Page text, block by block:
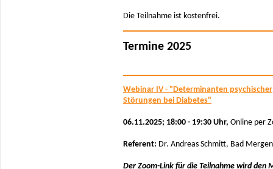
Die Teilnahme ist kostenfrei.
Termine 2025
Webinar IV - "Determinanten psychischer
Störungen bei Diabetes"
06.11.2025; 18:00 - 19:30 Uhr, Online per
Referent: Dr. Andreas Schmitt, Bad
Der Zoom-Link für die Teilnahme wird den